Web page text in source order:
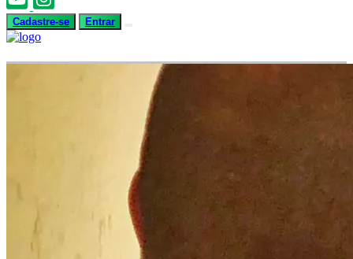
Cadastre-se Entrar